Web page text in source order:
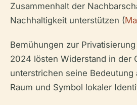
Zusammenhalt der
Nachhaltigkeit unterstützen (
Bemühungen zur
2024 lösten Widerstand in der
unterstrichen seine Bedeutung
Raum und Symbol lokaler